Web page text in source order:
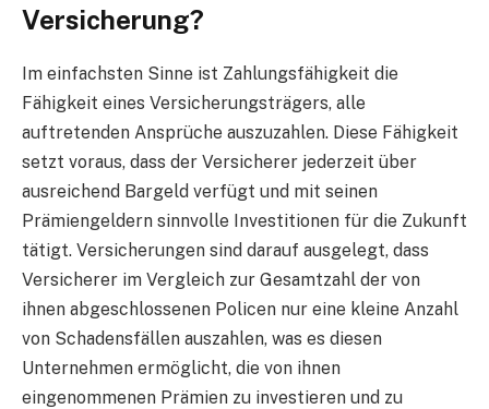
Versicherung?
Im einfachsten Sinne ist Zahlungsfähigkeit die
Fähigkeit eines Versicherungsträgers, alle
auftretenden Ansprüche auszuzahlen. Diese Fähigkeit
setzt voraus, dass der Versicherer jederzeit über
ausreichend Bargeld verfügt und mit seinen
Prämiengeldern sinnvolle Investitionen für die Zukunft
tätigt. Versicherungen sind darauf ausgelegt, dass
Versicherer im Vergleich zur Gesamtzahl der von
ihnen abgeschlossenen Policen nur eine kleine Anzahl
von Schadensfällen auszahlen, was es diesen
Unternehmen ermöglicht, die von ihnen
eingenommenen Prämien zu investieren und zu